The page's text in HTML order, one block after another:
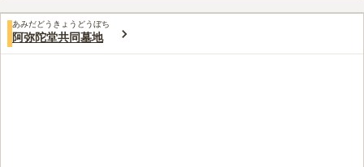
あみだどうきょうどうぼち
阿弥陀堂共同墓地